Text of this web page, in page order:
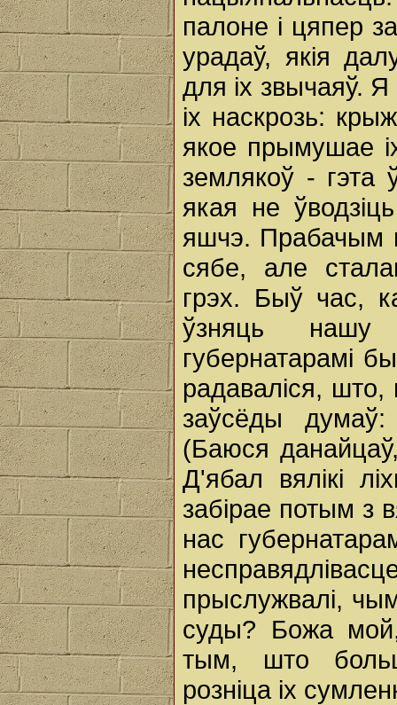
палоне i цяпер
урадаў, якія
для ix звычаяў.
ix наскрозь:
якое прымушае
землякоў - гэта
якая не
яшчэ. Прабачым
сябе, але
грэх. Быў час,
ўзняць нашу
губернатарамі
радаваліся,
заўсёды
(Баюся
Д'ябал вялікі
забірае потым з
нас
прыслужвалі,
суды? Божа
тым, што
розніца ix